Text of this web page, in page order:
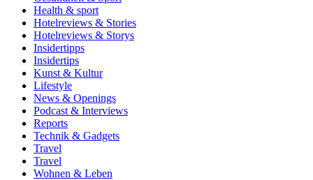
Health & sport
Hotelreviews & Stories
Hotelreviews & Storys
Insidertipps
Insidertips
Kunst & Kultur
Lifestyle
News & Openings
Podcast & Interviews
Reports
Technik & Gadgets
Travel
Travel
Wohnen & Leben